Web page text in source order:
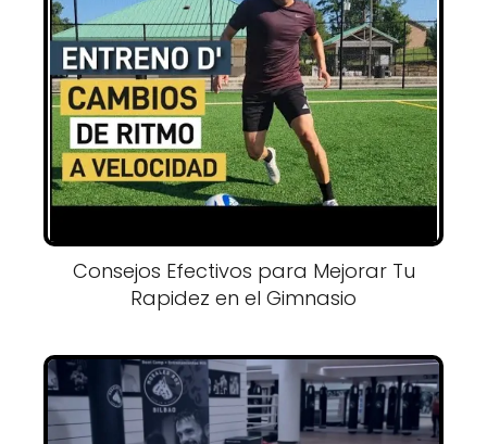
Consejos Efectivos para Mejorar Tu
Rapidez en el Gimnasio